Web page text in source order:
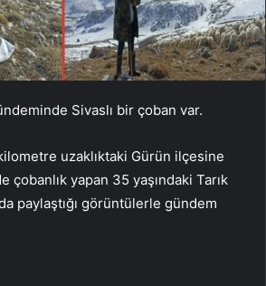
Sivaslı bir çoban var.
uzaklıktaki Gürün ilçesine
çobanlık yapan 35 yaşındaki Tarık
paylaştığı görüntülerle gündem